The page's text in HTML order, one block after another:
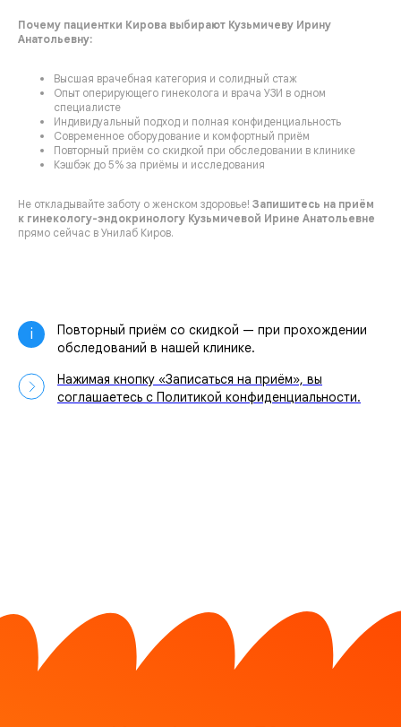
Почему пациентки Кирова выбирают Кузьмичеву Ирину
Анатольевну:
Высшая врачебная категория и солидный стаж
Опыт оперирующего гинеколога и врача УЗИ в одном
специалисте
Индивидуальный подход и полная конфиденциальность
Современное оборудование и комфортный приём
Повторный приём со скидкой при обследовании в клинике
Кэшбэк до 5% за приёмы и исследования
Не откладывайте заботу о женском здоровье! Запишитесь на приём
к гинекологу-эндокринологу Кузьмичевой Ирине Анатольевне
прямо сейчас в Унилаб Киров.
i
Повторный приём со скидкой — при прохождении
обследований в нашей клинике.
Нажимая кнопку «Записаться на приём», вы
соглашаетесь с Политикой конфиденциальности.